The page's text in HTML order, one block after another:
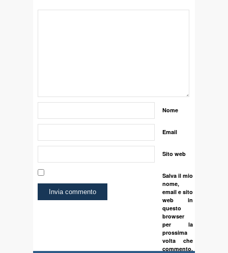
Nome
Email
Sito web
Salva il mio
nome,
email e sito
web in
questo
browser
per la
prossima
volta che
commento.